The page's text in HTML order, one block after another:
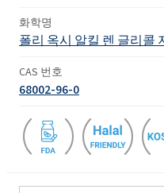
화학명
폴리 옥시 알킬 렌 글리콜
CAS 번호
68002-96-0